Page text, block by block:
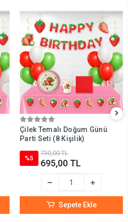
Çilek Temalı Doğum Günü
Parti Seti (8 Kişilik)
%5
730,00 TL
695,00 TL
Sepete Ekle